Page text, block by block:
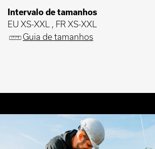
Intervalo de tamanhos
EU XS-XXL , FR XS-XXL
Guia de tamanhos